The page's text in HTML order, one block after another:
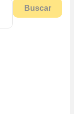
Buscar